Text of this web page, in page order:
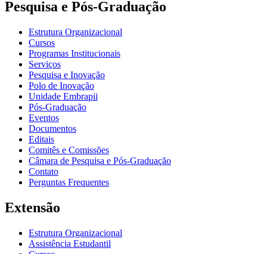
Pesquisa e Pós-Graduação
Estrutura Organizacional
Cursos
Programas Institucionais
Serviços
Pesquisa e Inovação
Polo de Inovação
Unidade Embrapii
Pós-Graduação
Eventos
Documentos
Editais
Comitês e Comissões
Câmara de Pesquisa e Pós-Graduação
Contato
Perguntas Frequentes
Extensão
Estrutura Organizacional
Assistência Estudantil